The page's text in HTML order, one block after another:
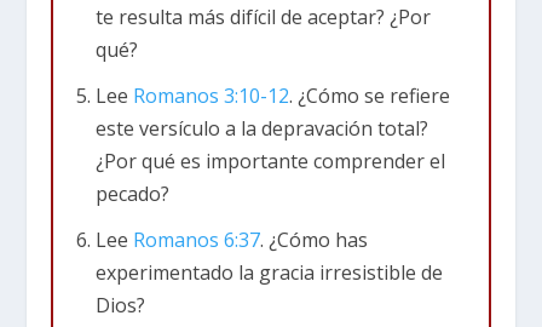
del protestantismo, basada en las enseñanzas
de Juan Calvino en el siglo XVI. Se caracteriza
por su énfasis en la soberanía absoluta de Dios,
la predestinación y la gracia divina en la
salvación. Se basa en los
cinco puntos
conocidos
como
TULIP, que resumen la doctrina
reformada sobre la gracia y la elección divina.
Los cinco puntos del calvinismo (TULIP)
te resulta más difícil de aceptar? ¿Por
qué?
Lee Romanos 3:10-12. ¿Cómo se refiere
este versículo a la depravación total?
¿Por qué es importante comprender el
pecado?
Lee Romanos 6:37. ¿Cómo has
experimentado la gracia irresistible de
Dios?